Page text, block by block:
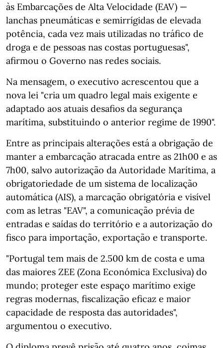
às Embarcações de Alta Velocidade (EAV) —
lanchas pneumáticas e semirrígidas de elevada
potência, cada vez mais utilizadas no tráfico de
droga e de pessoas nas costas portuguesas",
afirmou o Governo nas redes sociais.
Na mensagem, o executivo acrescentou que a
nova lei "cria um quadro legal mais exigente e
adaptado aos atuais desafios da segurança
marítima, substituindo o anterior regime de 1990".
Entre as principais alterações está a obrigação de
manter a embarcação atracada entre as 21h00 e as
7h00, salvo autorização da Autoridade Marítima, a
obrigatoriedade de um sistema de localização
automática (AIS), a marcação obrigatória e visível
com as letras "EAV", a comunicação prévia de
entradas e saídas do território e a autorização do
fisco para importação, exportação e transporte.
"Portugal tem mais de 2.500 km de costa e uma
das maiores ZEE (Zona Económica Exclusiva) do
mundo; proteger este espaço marítimo exige
regras modernas, fiscalização eficaz e maior
capacidade de resposta das autoridades",
argumentou o executivo.